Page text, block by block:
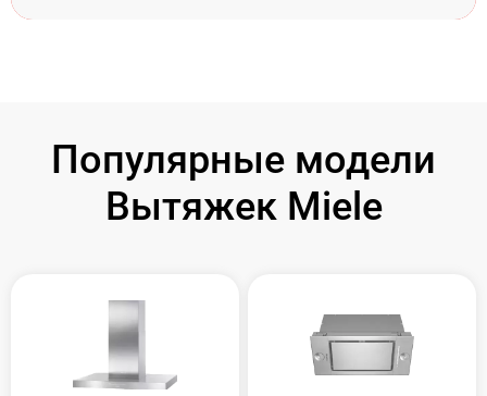
Популярные модели
Вытяжек Miele